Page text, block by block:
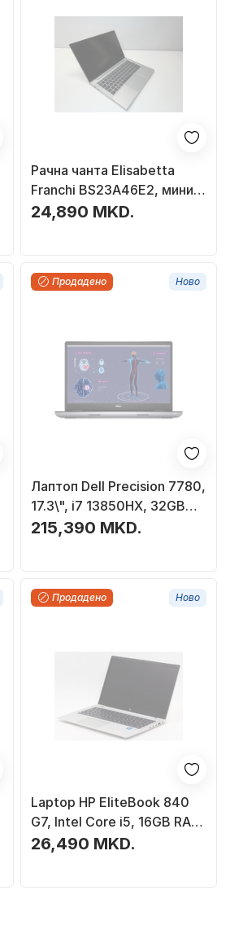
Рачна чанта Elisabetta
Franchi BS23A46E2, мини
клач, црна
24,890 MKD.
Продадено Ново
Лаптоп Dell Precision 7780,
17.3\", i7 13850HX, 32GB
RAM, 1TB SSD, RTX 2000
215,390 MKD.
Продадено Ново
Laptop HP EliteBook 840
G7, Intel Core i5, 16GB RAM,
256GB SSD, 14\", сребрен
26,490 MKD.